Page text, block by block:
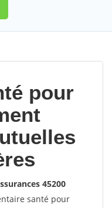
pour
45200
santé pour